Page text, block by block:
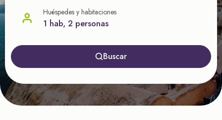
nuestras ofertas
Huéspedes y habitaciones
1 hab, 2 personas
Buscar